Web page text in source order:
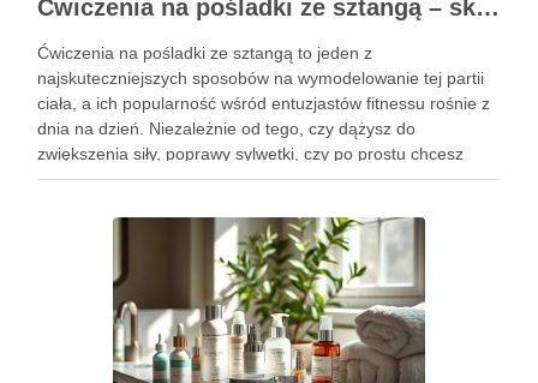
Ćwiczenia na pośladki ze sztangą – skuteczne metody i techniki treningowe
Ćwiczenia na pośladki ze sztangą to jeden z
najskuteczniejszych sposobów na wymodelowanie tej partii
ciała, a ich popularność wśród entuzjastów fitnessu rośnie z
dnia na dzień. Niezależnie od tego, czy dążysz do
zwiększenia siły, poprawy sylwetki, czy po prostu chcesz
poczuć się lepiej w swoim ciele, odpowiednio dobrane